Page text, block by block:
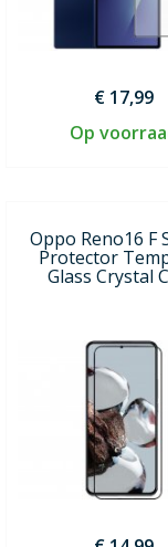
€ 17,99
Op
Oppo Reno16 F
Protector
Glass Crystal